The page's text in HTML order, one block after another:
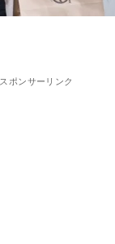
スポンサーリンク